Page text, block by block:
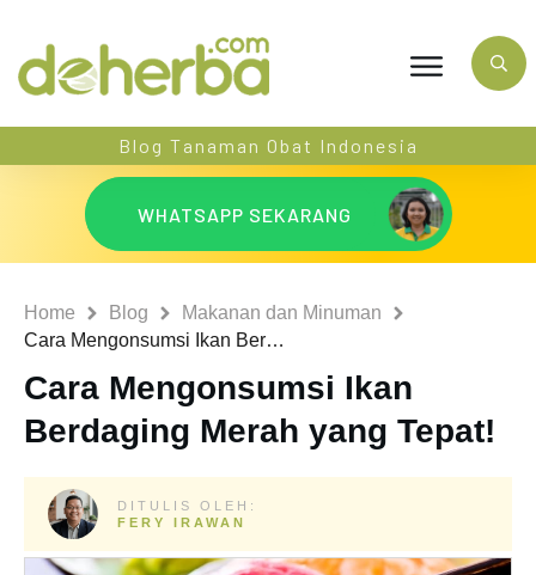
Blog Tanaman Obat Indonesia
WHATSAPP SEKARANG
Home Blog
Makanan dan Minuman
Cara Mengonsumsi Ikan Berdaging Merah yang Tepat!
Cara Mengonsumsi Ikan
Berdaging Merah yang Tepat!
DITULIS OLEH:
FERY IRAWAN